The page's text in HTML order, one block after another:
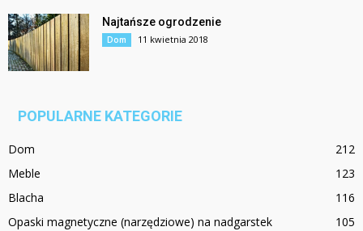
Najtańsze ogrodzenie
Dom 11 kwietnia 2018
POPULARNE KATEGORIE
Dom
212
Meble
123
Blacha
116
Opaski magnetyczne (narzędziowe) na nadgarstek
105